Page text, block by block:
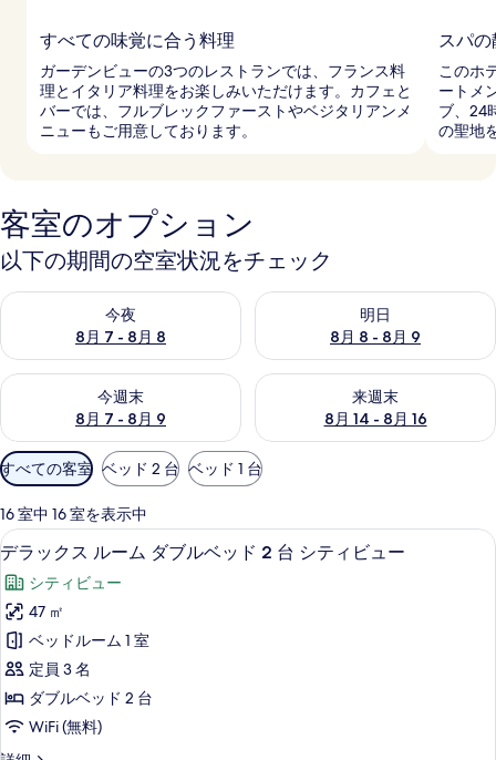
すべての味覚に合う料理
ガーデンビューの3つのレストランでは、フランス料
理とイタリア料理をお楽しみいただけます。カフェと
バーでは、フルブレックファーストやベジタリアンメ
ニューもご用意しております。
スパ
このホ
ートメ
ブ、24
の聖地
客室のオプション
以下の期間の空室状況をチェック
今夜
8月 7 - 8月 8
今夜 8月 7 - 8月 8 の空室状況をチェック
明日
8月 8 - 8月 9
明日 8月 8 - 8月 9 の空室状況
今週末
8月 7 - 8月 9
今週末 8月 7 - 8月 9 の空室状況をチェック
来週末
8月 14 - 8月 16
来週末 8月 14 - 8月 16 の空室
利
用
可
能
な
客
室
の
絞
り
込
み
条
すべての客室 ベッド 2 台 ベッド 1 台
16 室中 16 室を表示中
デ
ラ
ッ
ク
ス
ル
ー
ム
エジプト綿のシーツ、高級寝具、ミ
10
デラックス ルーム ダブルベッド 2 台 シティビュー
シティビュー
47 ㎡
ベッドルーム 1 室
定員 3 名
ダブルベッド 2 台
WiFi (無料)